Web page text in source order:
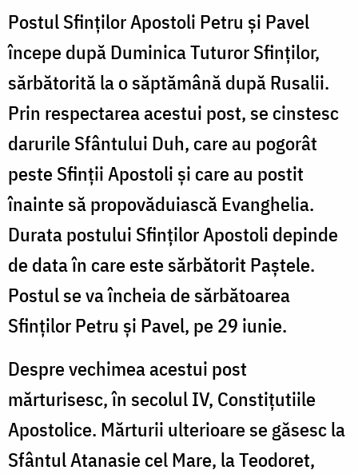
Postul Sfinţilor Apostoli Petru şi Pavel
începe după Duminica Tuturor Sfinţilor,
sărbătorită la o săptămână după Rusalii.
Prin respectarea acestui post, se cinstesc
darurile Sfântului Duh, care au pogorât
peste Sfinţii Apostoli şi care au postit
înainte să propovăduiască Evanghelia.
Durata postului Sfinţilor Apostoli depinde
de data în care este sărbătorit Paştele.
Postul se va încheia de sărbătoarea
Sfinţilor Petru şi Pavel, pe 29 iunie.
Despre vechimea acestui post
mărturisesc, în secolul IV, Constițutiile
Apostolice. Mărturii ulterioare se găsesc la
Sfântul Atanasie cel Mare, la Teodoret,